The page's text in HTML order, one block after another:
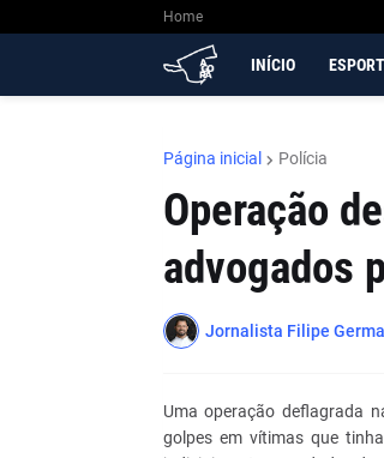
Home
INÍCIO
Página inicial Polícia
Operação
advogados
Jornalista Filipe
Uma operação deflagrada
golpes em vítimas que